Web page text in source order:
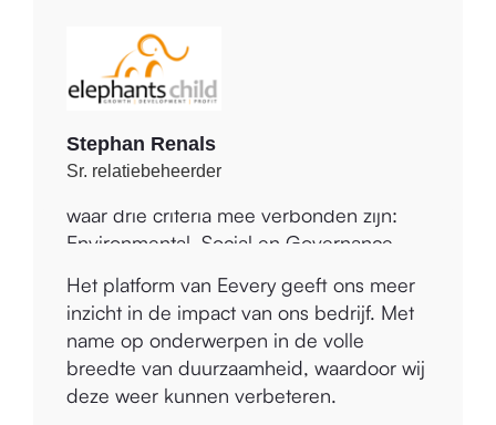
Owner and CEO
Duurzaamheid is een containerbegrip,
Environmental, Social en Governance.
Een scala aan onderwerpen valt onder
deze ESG, waar een bedrijf veel, beperkt
of minimaal mee te maken heeft en in die
mate er iets mee moet gaan doen.
Eevery biedt handvatten om het proces
van duurzaamheid en ethische impact te
kunnen ontdekken, te ontwikkelen en te
Stephan Renals
Het platform van Eevery geeft ons meer
inzicht in de impact van ons bedrijf. Met
name op onderwerpen in de volle
breedte van duurzaamheid, waardoor wij